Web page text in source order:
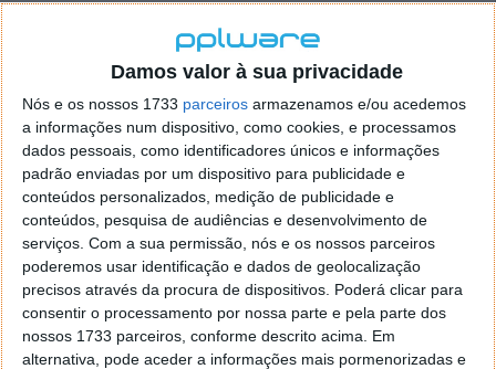
Damos valor à sua privacidade
Nós e os nossos 1733 parceiros armazenamos e/ou acedemos
a informações num dispositivo, como cookies, e processamos
dados pessoais, como identificadores únicos e informações
padrão enviadas por um dispositivo para publicidade e
conteúdos personalizados, medição de publicidade e
conteúdos, pesquisa de audiências e desenvolvimento de
serviços. Com a sua permissão, nós e os nossos parceiros
poderemos usar identificação e dados de geolocalização
precisos através da procura de dispositivos. Poderá clicar para
consentir o processamento por nossa parte e pela parte dos
nossos 1733 parceiros, conforme descrito acima. Em
alternativa, pode aceder a informações mais pormenorizadas e